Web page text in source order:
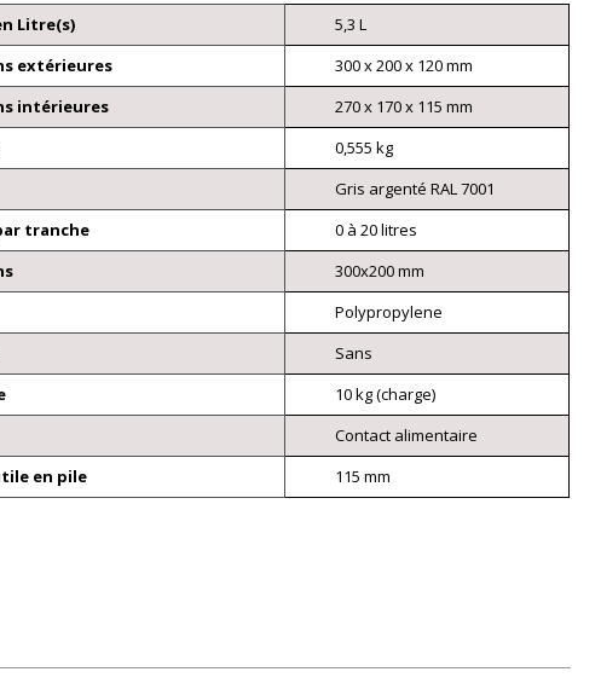
Litre(s)
5,3 L
extérieures
300 x 200 x 120 mm
intérieures
270 x 170 x 115 mm
0,555 kg
Gris argenté RAL 7001
tranche
0 à 20 litres
300x200 mm
Polypropylene
Sans
10 kg (charge)
Contact alimentaire
en pile
115 mm